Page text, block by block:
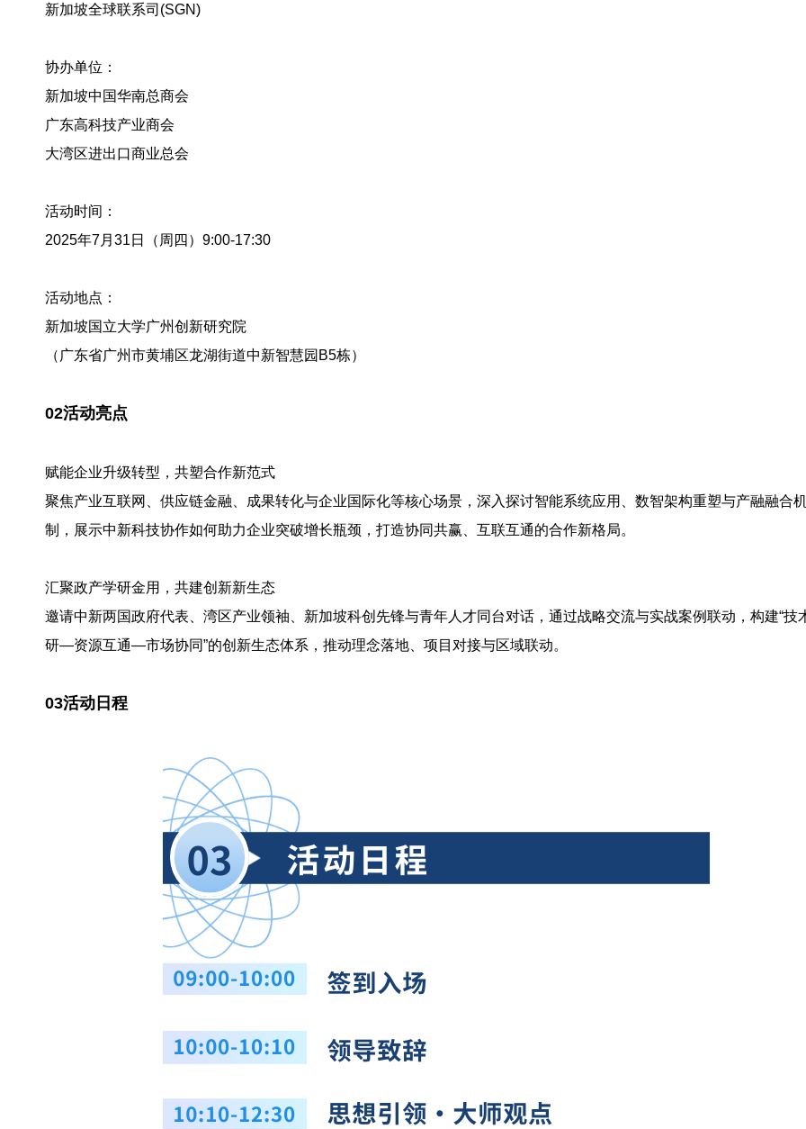
新加坡全球联系司(SGN)
协办单位：
新加坡中国华南总商会
广东高科技产业商会
大湾区进出口商业总会
活动时间：
2025年7月31日（周四）9:00-17:30
活动地点：
新加坡国立大学广州创新研究院
（广东省广州市黄埔区龙湖街道中新智慧园B5栋）
02活动亮点
赋能企业升级转型，共塑合作新范式
聚焦产业互联网、供应链金融、成果转化与企业国际化等核心场景，深入探讨智能系统应用、数智架构重塑与产融融合
制，展示中新科技协作如何助力企业突破增长瓶颈，打造协同共赢、互联互通的合作新格局。
汇聚政产学研金用，共建创新新生态
邀请中新两国政府代表、湾区产业领袖、新加坡科创先锋与青年人才同台对话，通过战略交流与实战案例联动，构建“技
研—资源互通—市场协同”的创新生态体系，推动理念落地、项目对接与区域联动。
03活动日程